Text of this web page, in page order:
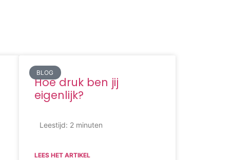
BLOG
Hoe druk ben jij
eigenlijk?
Leestijd: 2 minuten
LEES HET ARTIKEL